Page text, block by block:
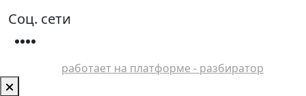
Соц. сети
работает на платформе - разбиратор